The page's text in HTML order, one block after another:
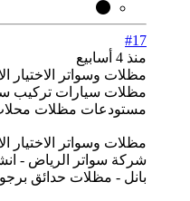
#17
منذ 4 أسابيع
مظلات وسواتر
مظلات سيارات تركيب
مستودعات مظلات
مظلات وسواتر الاختيار
شركة سواتر الرياض -
بانل - مظلات حدائق